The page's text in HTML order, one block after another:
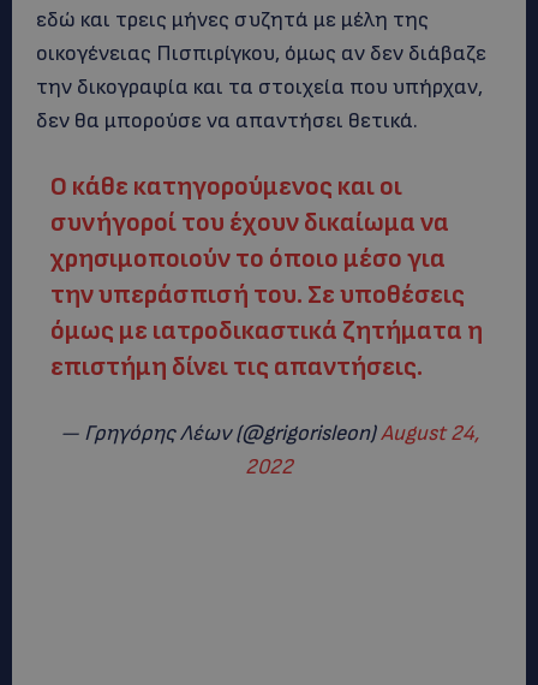
εδώ και τρεις μήνες συζητά με μέλη της
οικογένειας Πισπιρίγκου, όμως αν δεν διάβαζε
την δικογραφία και τα στοιχεία που υπήρχαν,
δεν θα μπορούσε να απαντήσει θετικά.
Ο κάθε κατηγορούμενος και οι
συνήγοροί του έχουν δικαίωμα να
χρησιμοποιούν το όποιο μέσο για
την υπεράσπισή του. Σε υποθέσεις
όμως με ιατροδικαστικά ζητήματα η
επιστήμη δίνει τις απαντήσεις.
— Γρηγόρης Λέων (@grigorisleon)August 24,
2022